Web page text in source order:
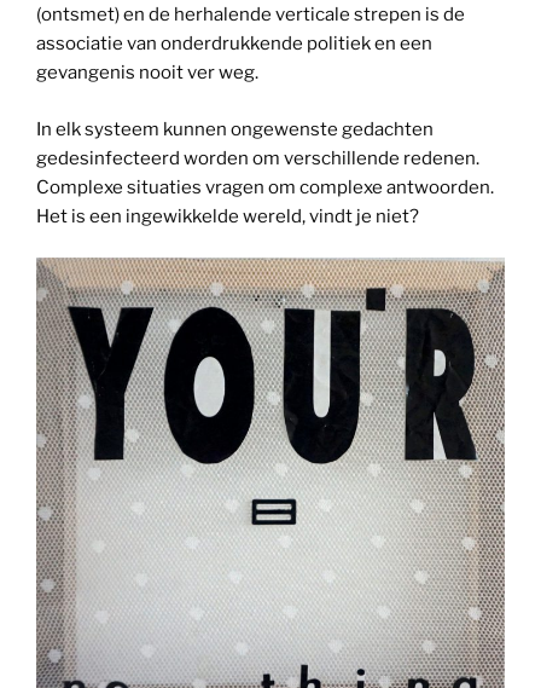
(ontsmet) en de herhalende verticale strepen is de
associatie van onderdrukkende politiek en een
gevangenis nooit ver weg.
In elk systeem kunnen ongewenste gedachten
gedesinfecteerd worden om verschillende redenen.
Complexe situaties vragen om complexe antwoorden.
Het is een ingewikkelde wereld, vindt je niet?